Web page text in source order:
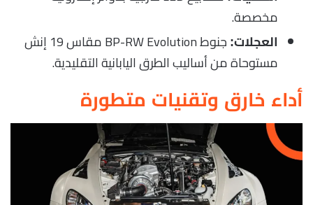
مخصصة.
العجلات:
جنوط BP-RW Evolution مقاس 19 إنش
مستوحاة من أساليب الطرق اليابانية التقليدية.
أداء خارق وتقنيات متطورة